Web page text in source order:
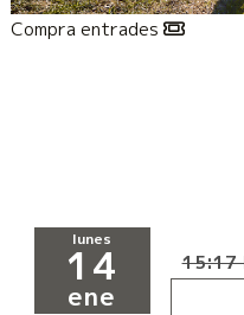
Compra entrades
lunes
14
ene
15:17